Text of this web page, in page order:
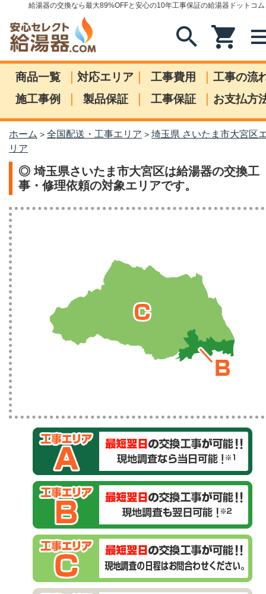
給湯器の交換なら最大89%OFFと安心の10年工事保証の給湯器ドットコム
search shopping_cart
商品一覧 | 対応エリア | 工事費用 | 工事の流
施工事例
| 製品保証 | 工事保証 | お支払方
ホーム > 全国配送・工事エリア > 埼玉県 さいたま市大宮区
リア
◎ 埼玉県さいたま市大宮区は給湯器の交換工
事・修理依頼の対象エリアです。